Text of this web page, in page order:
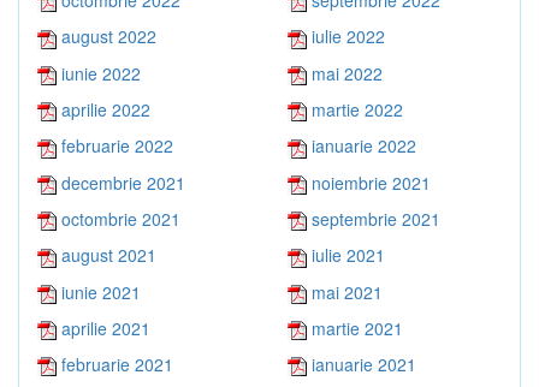
august 2022
iulie 2022
iunie 2022
mai 2022
aprilie 2022
martie 2022
februarie 2022
ianuarie 2022
decembrie 2021
noiembrie 2021
octombrie 2021
septembrie 2021
august 2021
iulie 2021
iunie 2021
mai 2021
aprilie 2021
martie 2021
februarie 2021
ianuarie 2021